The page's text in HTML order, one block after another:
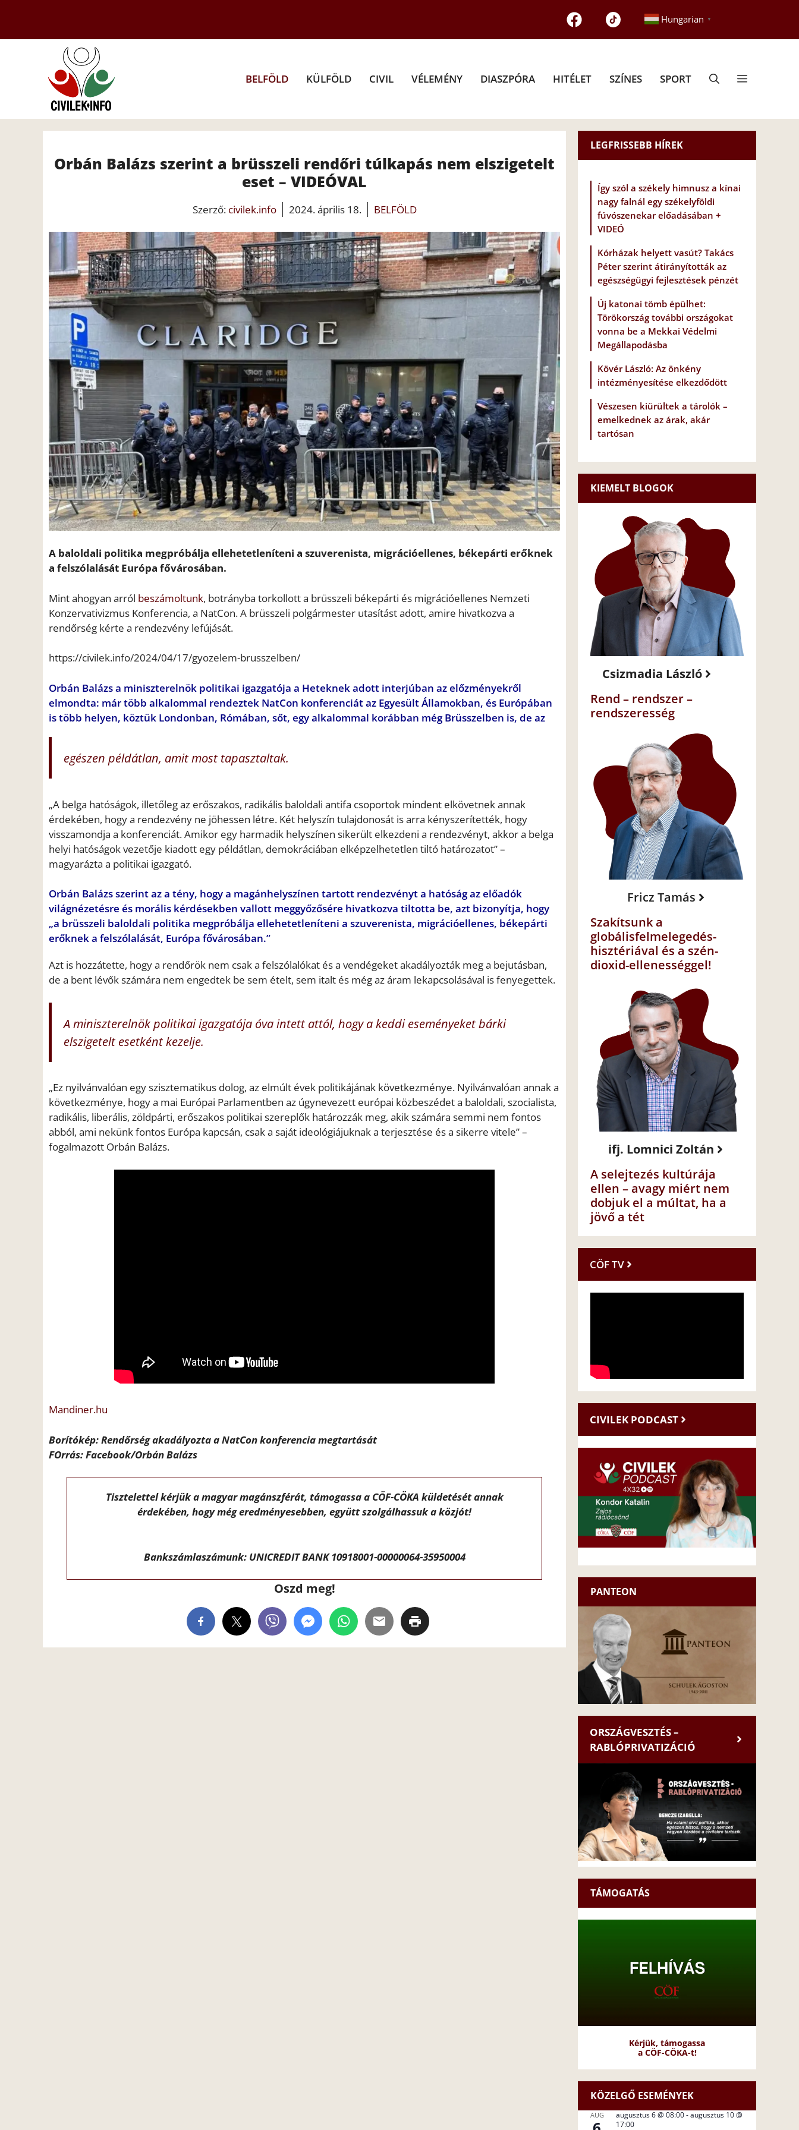
tartalomba
Hungarian ▼
BELFÖLD KÜLFÖLD CIVIL VÉLEMÉNY DIASZPÓRA HITÉLET SZÍNES SPORT
Orbán Balázs szerint a brüsszeli rendőri túlkapás nem elszigetelt
eset – VIDEÓVAL
Szerző: civilek.info 2024. április 18. BELFÖLD
A baloldali politika megpróbálja ellehetetleníteni a szuverenista, migrációellenes, békepárti erőknek
a felszólalását Európa fővárosában.
Mint ahogyan arról beszámoltunk, botrányba torkollott a brüsszeli békepárti és migrációellenes Nemzeti
Konzervativizmus Konferencia, a NatCon. A brüsszeli polgármester utasítást adott, amire hivatkozva a
rendőrség kérte a rendezvény lefújását.
https://civilek.info/2024/04/17/gyozelem-brusszelben/
Orbán Balázs a miniszterelnök politikai igazgatója a Heteknek adott interjúban az előzményekről
elmondta: már több alkalommal rendeztek NatCon konferenciát az Egyesült Államokban, és Európában
is több helyen, köztük Londonban, Rómában, sőt, egy alkalommal korábban még Brüsszelben is, de az
egészen példátlan, amit most tapasztaltak.
„A belga hatóságok, illetőleg az erőszakos, radikális baloldali antifa csoportok mindent elkövetnek annak
érdekében, hogy a rendezvény ne jöhessen létre. Két helyszín tulajdonosát is arra kényszerítették, hogy
visszamondja a konferenciát. Amikor egy harmadik helyszínen sikerült elkezdeni a rendezvényt, akkor a belga
helyi hatóságok vezetője kiadott egy példátlan, demokráciában elképzelhetetlen tiltó határozatot” –
magyarázta a politikai igazgató.
Orbán Balázs szerint az a tény, hogy a magánhelyszínen tartott rendezvényt a hatóság az előadók
világnézetésre és morális kérdésekben vallott meggyőzősére hivatkozva tiltotta be, azt bizonyítja, hogy
„a brüsszeli baloldali politika megpróbálja ellehetetleníteni a szuverenista, migrációellenes, békepárti
erőknek a felszólalását, Európa fővárosában.”
Azt is hozzátette, hogy a rendőrök nem csak a felszólalókat és a vendégeket akadályozták meg a bejutásban,
de a bent lévők számára nem engedtek be sem ételt, sem italt és még az áram lekapcsolásával is fenyegettek.
A miniszterelnök politikai igazgatója óva intett attól, hogy a keddi eseményeket bárki
elszigetelt esetként kezelje.
„Ez nyilvánvalóan egy szisztematikus dolog, az elmúlt évek politikájának következménye. Nyilvánvalóan annak a
következménye, hogy a mai Európai Parlamentben az úgynevezett európai közbeszédet a baloldali, szocialista,
radikális, liberális, zöldpárti, erőszakos politikai szereplők határozzák meg, akik számára semmi nem fontos
abból, ami nekünk fontos Európa kapcsán, csak a saját ideológiájuknak a terjesztése és a sikerre vitele” –
fogalmazott Orbán Balázs.
Mandiner.hu
Borítókép: Rendőrség akadályozta a NatCon konferencia megtartását
FOrrás: Facebook/Orbán Balázs
Tisztelettel kérjük a magyar magánszférát, támogassa a CÖF-CÖKA küldetését annak
érdekében, hogy még eredményesebben, együtt szolgálhassuk a közjót!
Bankszámlaszámunk: UNICREDIT BANK 10918001-00000064-35950004
Oszd meg!
LEGFRISSEBB HÍREK
Így szól a székely himnusz a kínai
nagy falnál egy székelyföldi
fúvószenekar előadásában +
VIDEÓ
Kórházak helyett vasút? Takács
Péter szerint átirányították az
egészségügyi fejlesztések pénzét
Új katonai tömb épülhet:
Törökország további országokat
vonna be a Mekkai Védelmi
Megállapodásba
Kövér László: Az önkény
intézményesítése elkezdődött
Vészesen kiürültek a tárolók –
emelkednek az árak, akár
tartósan
KIEMELT BLOGOK
Csizmadia László
Rend – rendszer –
rendszeresség
Fricz Tamás
Szakítsunk a
globálisfelmelegedés-
hisztériával és a szén-
dioxid-ellenességgel!
ifj. Lomnici Zoltán
A selejtezés kultúrája
ellen – avagy miért nem
dobjuk el a múltat, ha a
jövő a tét
CÖF TV
CIVILEK PODCAST
PANTEON
ORSZÁGVESZTÉS –
RABLÓPRIVATIZÁCIÓ
TÁMOGATÁS
Kérjük, támogassa
a CÖF-CÖKA-t!
KÖZELGŐ ESEMÉNYEK
AUG augusztus 6 @ 08:00-augusztus 10 @
17:00